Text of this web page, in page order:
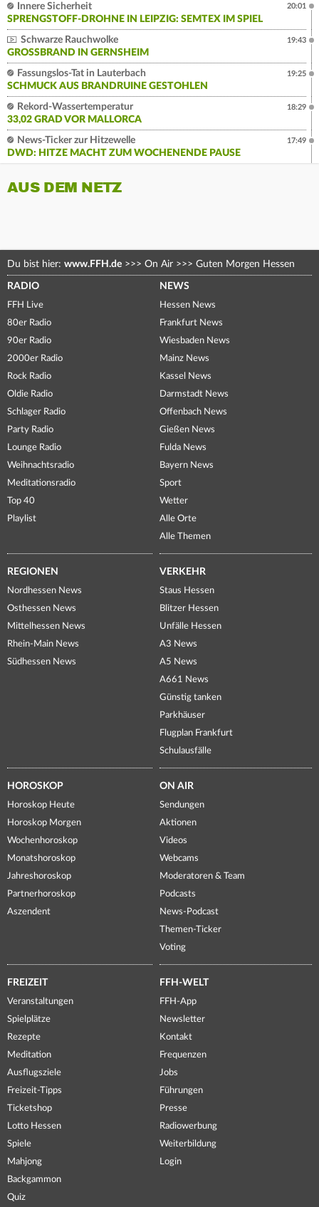
Innere Sicherheit
SPRENGSTOFF-DROHNE IN LEIPZIG: SEMTEX IM SPIEL
20:01
Schwarze Rauchwolke
GROSSBRAND IN GERNSHEIM
19:43
Fassungslos-Tat in Lauterbach
SCHMUCK AUS BRANDRUINE GESTOHLEN
19:25
Rekord-Wassertemperatur
33,02 GRAD VOR MALLORCA
18:29
News-Ticker zur Hitzewelle
DWD: HITZE MACHT ZUM WOCHENENDE PAUSE
17:49
AUS DEM NETZ
Du bist hier: www.FFH.de >>> On Air >>> Guten Morgen Hessen
RADIO
FFH Live
80er Radio
90er Radio
2000er Radio
Rock Radio
Oldie Radio
Schlager Radio
Party Radio
Lounge Radio
Weihnachtsradio
Meditationsradio
Top 40
Playlist
NEWS
Hessen News
Frankfurt News
Wiesbaden News
Mainz News
Kassel News
Darmstadt News
Offenbach News
Gießen News
Fulda News
Bayern News
Sport
Wetter
Alle Orte
Alle Themen
REGIONEN
Nordhessen News
Osthessen News
Mittelhessen News
Rhein-Main News
Südhessen News
VERKEHR
Staus Hessen
Blitzer Hessen
Unfälle Hessen
A3 News
A5 News
A661 News
Günstig tanken
Parkhäuser
Flugplan Frankfurt
Schulausfälle
HOROSKOP
Horoskop Heute
Horoskop Morgen
Wochenhoroskop
Monatshoroskop
Jahreshoroskop
Partnerhoroskop
Aszendent
ON AIR
Sendungen
Aktionen
Videos
Webcams
Moderatoren & Team
Podcasts
News-Podcast
Themen-Ticker
Voting
FREIZEIT
Veranstaltungen
Spielplätze
Rezepte
Meditation
Ausflugsziele
Freizeit-Tipps
Ticketshop
Lotto Hessen
Spiele
Mahjong
Backgammon
Quiz
FFH-WELT
FFH-App
Newsletter
Kontakt
Frequenzen
Jobs
Führungen
Presse
Radiowerbung
Weiterbildung
Login